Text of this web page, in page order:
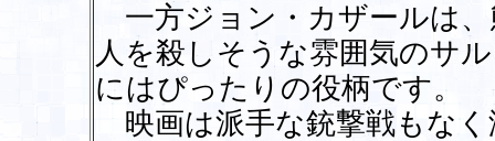
一方ジョン・カザールは
人を殺しそうな雰囲気のサ
にはぴったりの役柄です。
映画は派手な銃撃戦もな